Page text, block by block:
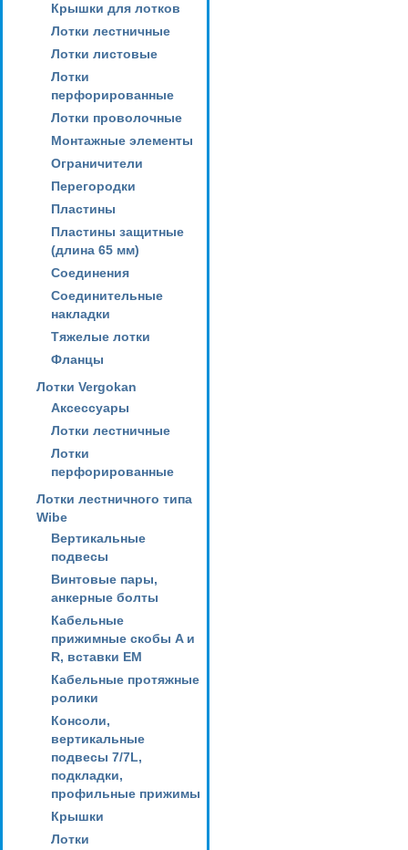
Крышки для лотков
Лотки лестничные
Лотки листовые
Лотки
перфорированные
Лотки проволочные
Монтажные элементы
Ограничители
Перегородки
Пластины
Пластины защитные
(длина 65 мм)
Соединения
Соединительные
накладки
Тяжелые лотки
Фланцы
Лотки Vergokan
Аксессуары
Лотки лестничные
Лотки
перфорированные
Лотки лестничного типа
Wibe
Вертикальные
подвесы
Винтовые пары,
анкерные болты
Кабельные
прижимные скобы A и
R, вставки EM
Кабельные протяжные
ролики
Консоли,
вертикальные
подвесы 7/7L,
подкладки,
профильные прижимы
Крышки
Лотки